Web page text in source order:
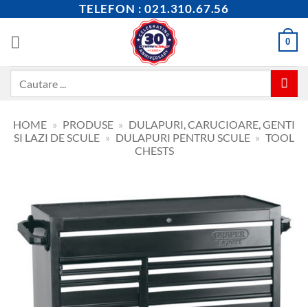
content
TELEFON : 021.310.67.56
0
HOME » PRODUSE » DULAPURI, CARUCIOARE, GENTI
SI LAZI DE SCULE » DULAPURI PENTRU SCULE » TOOL
CHESTS